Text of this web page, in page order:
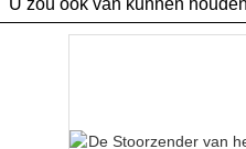
U zou ook van kunnen houden